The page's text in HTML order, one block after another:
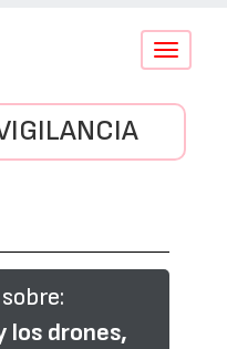
Conmutar
los drones,